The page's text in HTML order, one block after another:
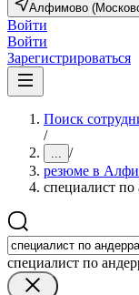
Алфимово
Войти
Войти
Зарегистрироваться
Поиск
/
... /
резюме в
специалист по
специалист по